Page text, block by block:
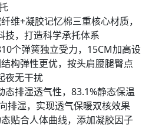
维+凝胶记忆棉三重核心材质，
技，打造科学承托体系
个弹簧独立受力，15CM加高设
构弹性更优，按头肩腰腿臀点
夜无干扰
排湿透气性，83.1%静态保温
排湿，实现透气保暖双核效果
贴合人体曲线，添加凝胶因子